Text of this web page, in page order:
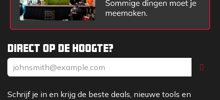
Direct op de hoogte?
Schrijf je in en krijg de beste deals, nieuwe tools en